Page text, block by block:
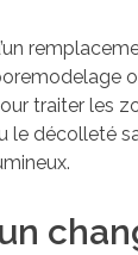
traiter les
le décolleté